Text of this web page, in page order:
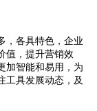
各具特色，企业
值，提升营销效
加智能和易用，为
工具发展动态，及